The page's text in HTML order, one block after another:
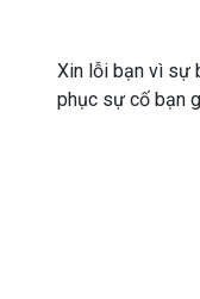
Xin lỗi bạn vì sự
phục sự cố bạn